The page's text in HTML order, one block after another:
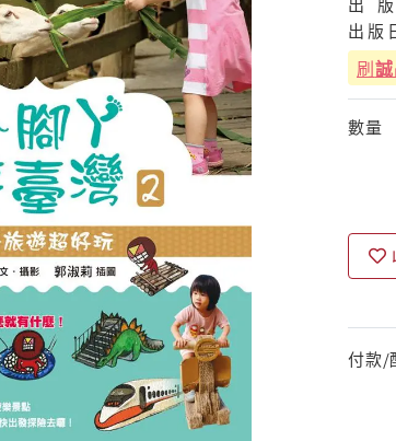
出 版
刷
數量
付款/